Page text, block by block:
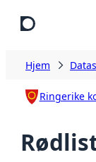
Hjem
Ringerike